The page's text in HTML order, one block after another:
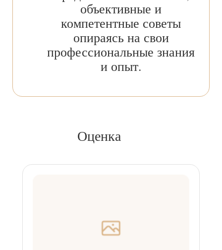
объективные и
компетентные советы
опираясь на свои
профессиональные знания
и опыт.
Оценка